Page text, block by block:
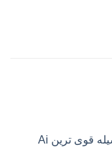
بررسی مقالات شما به وسیله قوی ترین Ai